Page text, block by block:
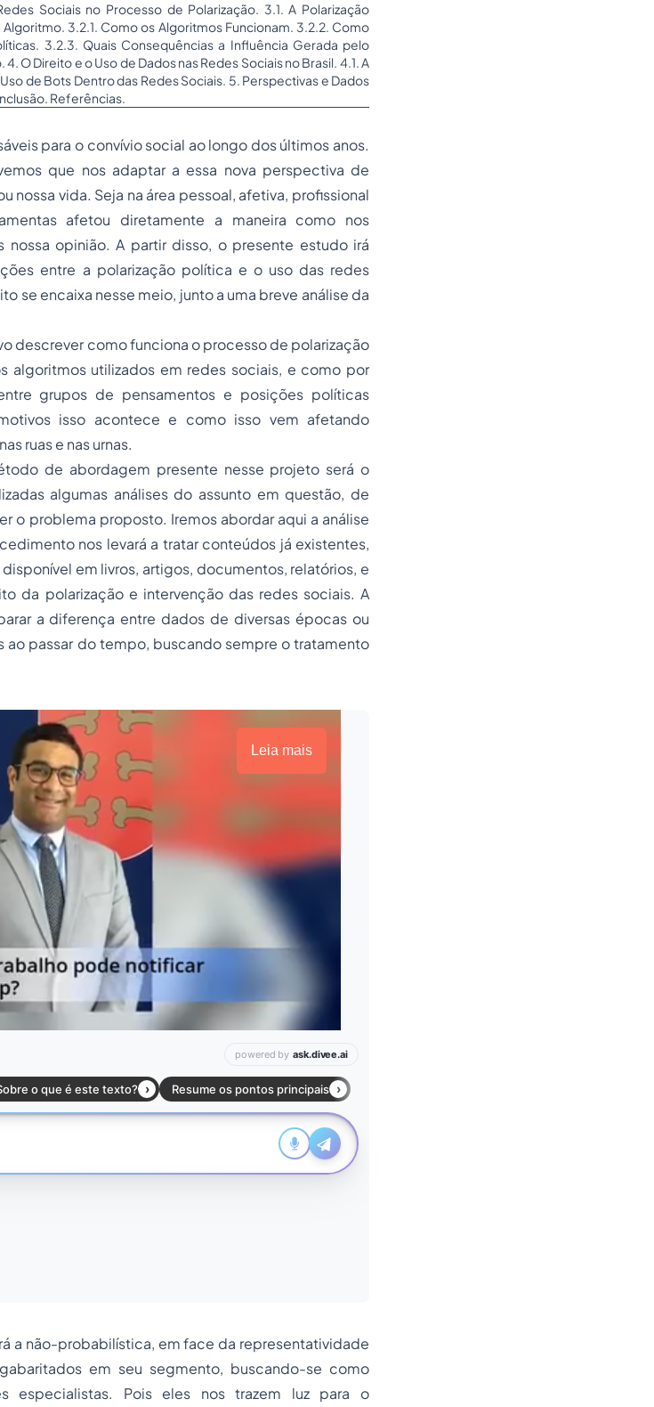
Sociais no Processo de Polarização. 3.1. A Polarização
3.2.1. Como os Algoritmos Funcionam. 3.2.2. Como
3.2.3. Quais Consequências a Influência Gerada pelo
O Direito e o Uso de Dados nas Redes Sociais no Brasil. 4.1. A
de Bots Dentro das Redes Sociais. 5. Perspectivas e Dados
Referências.
para o convívio social ao longo dos últimos anos.
que nos adaptar a essa nova perspectiva de
nossa vida. Seja na área pessoal, afetiva, profissional
afetou diretamente a maneira como nos
nossa opinião. A partir disso, o presente estudo irá
entre a polarização política e o uso das redes
se encaixa nesse meio, junto a uma breve análise da
descrever como funciona o processo de polarização
algoritmos utilizados em redes sociais, e como por
grupos de pensamentos e posições políticas
isso acontece e como isso vem afetando
ruas e nas urnas.
de abordagem presente nesse projeto será o
algumas análises do assunto em questão, de
o problema proposto. Iremos abordar aqui a análise
nos levará a tratar conteúdos já existentes,
em livros, artigos, documentos, relatórios, e
da polarização e intervenção das redes sociais. A
a diferença entre dados de diversas épocas ou
ao passar do tempo, buscando sempre o tratamento
Leia mais
a não-probabilística, em face da representatividade
em seu segmento, buscando-se como
especialistas. Pois eles nos trazem luz para o